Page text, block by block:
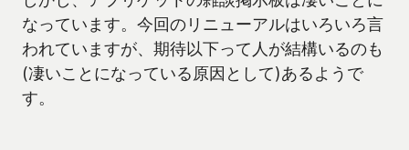
なっています。今回のリニューアルはいろいろ言
われていますが、期待以下って人が結構いるのも
(凄いことになっている原因として)あるようで
す。